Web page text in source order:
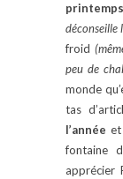
printemps
déconseille
froid
peu de
monde
tas
l’année et
fontaine
apprécier